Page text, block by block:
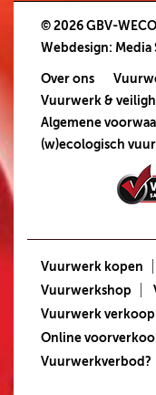
© 2026 GBV-
Webdesign: Media
Over ons
Vuurwerk &
Algemene
(w)ecologisch
Vuurwerk kopen
Vuurwerkshop
Vuurwerk verkoop
Online
Vuurwerkverbod?